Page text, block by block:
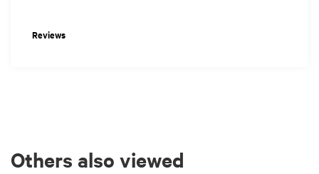
Reviews
Others also viewed